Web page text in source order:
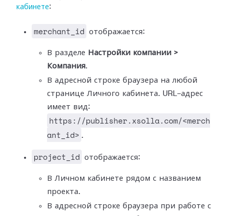
кабинете:
merchant_id отображается:
В разделе Настройки компании >
Компания.
В адресной строке браузера на любой
странице Личного кабинета. URL-адрес
имеет вид:
https://publisher.xsolla.com/<merch
ant_id> .
project_id отображается:
В Личном кабинете рядом с названием
проекта.
В адресной строке браузера при работе с